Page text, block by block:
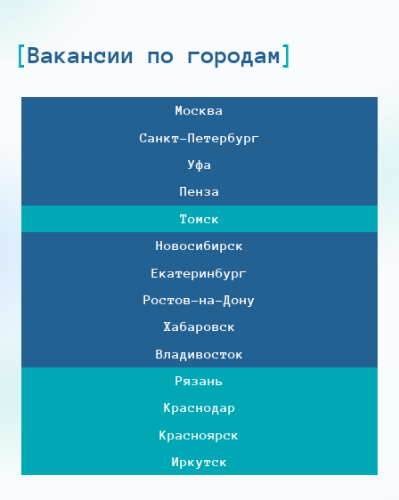
Вакансии по городам
Москва
Санкт-Петербург
Уфа
Пенза
Томск
Новосибирск
Екатеринбург
Ростов-на-Дону
Хабаровск
Владивосток
Рязань
Краснодар
Красноярск
Иркутск